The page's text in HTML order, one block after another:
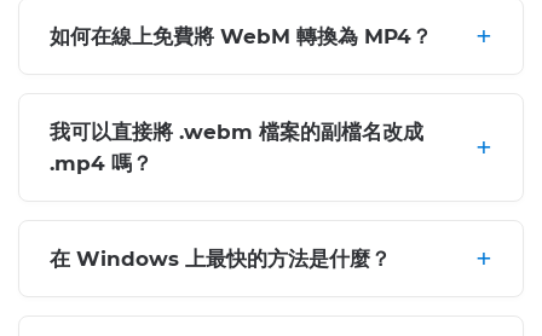
如何在線上免費將 WebM 轉換為 MP4？
我可以直接將 .webm 檔案的副檔名改成
.mp4 嗎？
在 Windows 上最快的方法是什麼？